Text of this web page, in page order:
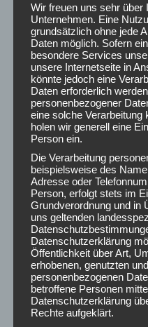
19. März 2026
Kein Titel
17. Februar
UNVERBINDLICHES
Dein Name (Pflichtfeld)
Deine E-Mail-Adresse
Betreff
Wir freuen uns sehr über
Unternehmen. Eine
grundsätzlich ohne jede
Daten möglich. Sofern
besondere Services
unsere Internetseite in
könnte jedoch eine
Daten erforderlich
personenbezogener
eine solche Verarbeitung
holen wir generell eine
Person ein.
Die Verarbeitung
beispielsweise des
Adresse oder
Person, erfolgt stets im
Grundverordnung und in
uns geltenden
Datenschutzerklärung
Öffentlichkeit über Art,
erhobenen, genutzten
personenbezogenen
betroffene Personen
Datenschutzerklärung
Rechte aufgeklärt.